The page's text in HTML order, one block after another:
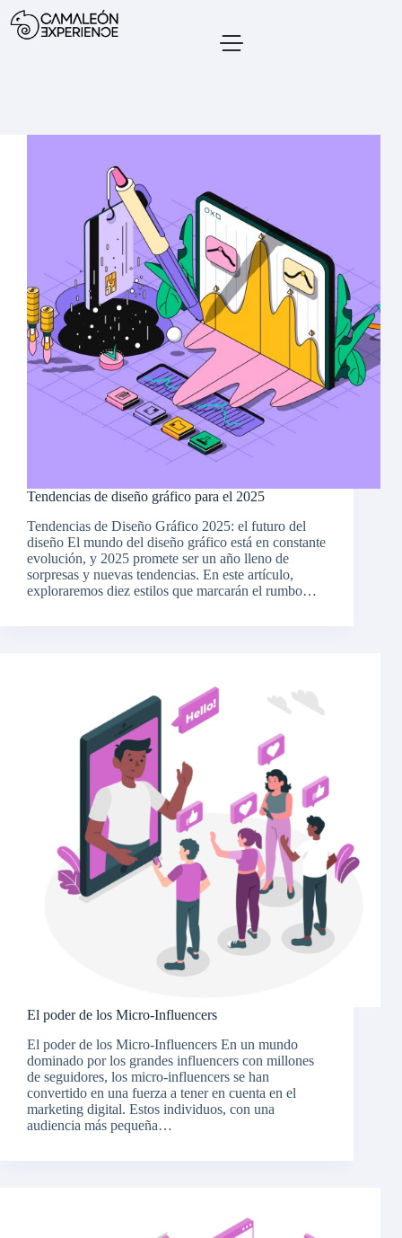
Tendencias de diseño gráfico para el 2025
Tendencias de Diseño Gráfico 2025: el futuro del
diseño El mundo del diseño gráfico está en constante
evolución, y 2025 promete ser un año lleno de
sorpresas y nuevas tendencias. En este artículo,
exploraremos diez estilos que marcarán el rumbo…
El poder de los Micro-Influencers
El poder de los Micro-Influencers En un mundo
dominado por los grandes influencers con millones
de seguidores, los micro-influencers se han
convertido en una fuerza a tener en cuenta en el
marketing digital. Estos individuos, con una
audiencia más pequeña…